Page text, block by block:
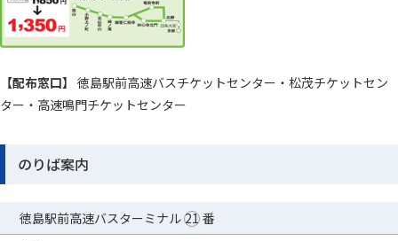
【配布窓口】 徳島駅前高速バスチケットセンター・松茂チケットセン
ター・高速鳴門チケットセンター
のりば案内
徳島駅前高速バスターミナル 21 番